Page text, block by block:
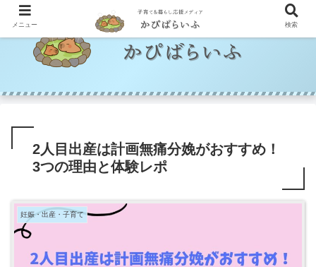
2人目出産は計画無痛分娩がおすすめ！
3つの理由と体験レポ
妊娠・出産・子育て
メニュー 検索